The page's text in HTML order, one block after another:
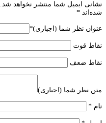
نشانی ایمیل شما منتشر نخواهد شد.
شده‌اند *
عنوان نظر شما (اجباری)*
نقاط قوت
نقاط ضعف
متن نظر شما (اجباری)
نام *